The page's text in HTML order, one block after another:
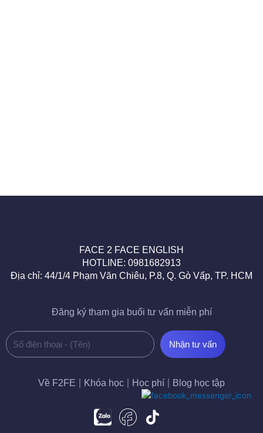
FACE 2 FACE ENGLISH
HOTLINE: 0981682913
Địa chỉ: 44/1/4 Phạm Văn Chiêu, P.8, Q. Gò Vấp, TP. HCM
Đăng ký tham gia buổi tư vấn miễn phí
Số
điện
Nhận tư vấn
Về F2FE Khóa học Học phí Blog học tập